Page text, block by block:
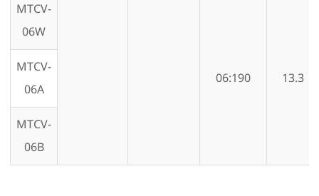
MTCV-
06W
06:190 13.3
MTCV-
06A
MTCV-
06B